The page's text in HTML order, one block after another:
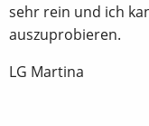
sehr rein und ich
auszuprobieren.
LG Martina